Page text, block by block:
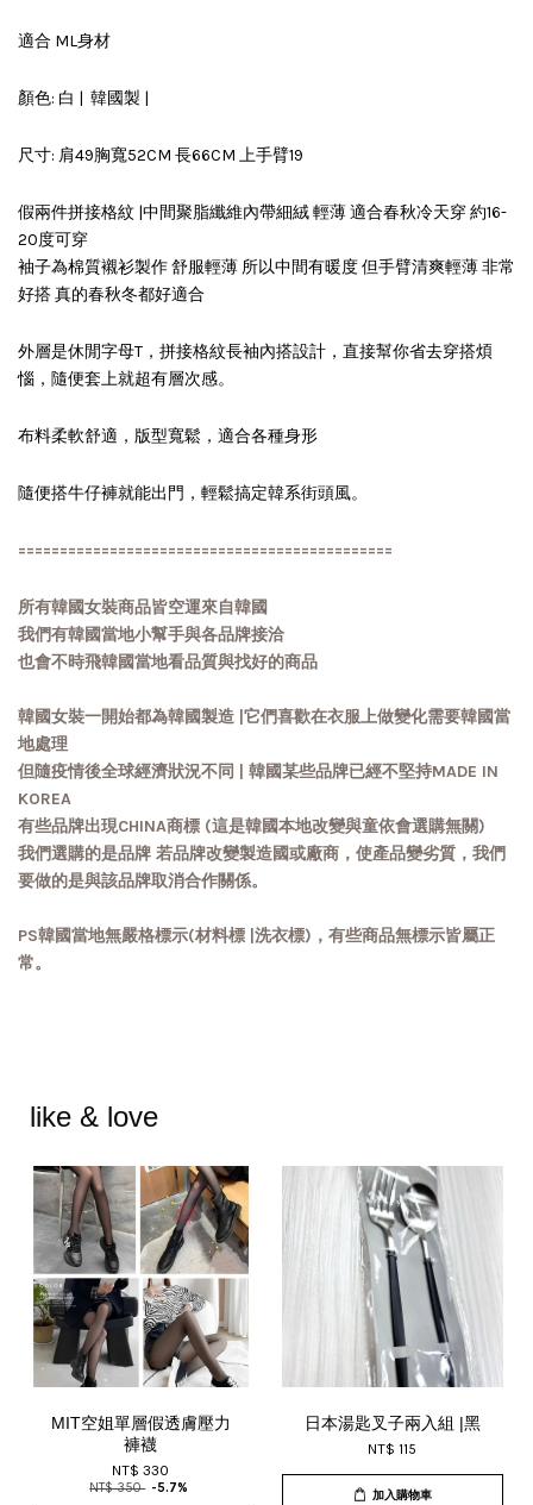
適合 ML身材
顏色: 白 | 韓國製 |
尺寸: 肩49胸寬52CM 長66CM 上手臂19
假兩件拼接格紋 |中間聚脂纖維內帶細絨 輕薄 適合春秋冷天穿 約16-
20度可穿
袖子為棉質襯衫製作 舒服輕薄 所以中間有暖度 但手臂清爽輕薄 非常
好搭 真的春秋冬都好適合
外層是休閒字母T，拼接格紋長袖內搭設計，直接幫你省去穿搭煩
惱，隨便套上就超有層次感。
布料柔軟舒適，版型寬鬆，適合各種身形
隨便搭牛仔褲就能出門，輕鬆搞定韓系街頭風。
=============================================
所有韓國女裝商品皆空運來自韓國
我們有韓國當地小幫手與各品牌接洽
也會不時飛韓國當地看品質與找好的商品
韓國女裝一開始都為韓國製造 |它們喜歡在衣服上做變化需要韓國當
地處理
但隨疫情後全球經濟狀況不同 | 韓國某些品牌已經不堅持MADE IN
KOREA
有些品牌出現CHINA商標 (這是韓國本地改變與童依會選購無關)
我們選購的是品牌 若品牌改變製造國或廠商，使產品變劣質，我們
要做的是與該品牌取消合作關係。
PS韓國當地無嚴格標示(材料標 |洗衣標)，有些商品無標示皆屬正
常。
like & love
MIT空姐單層假透膚壓力
褲襪
NT$ 330
NT$ 350 -5.7%
日本湯匙叉子兩入組 |黑
NT$ 115
加入購物車